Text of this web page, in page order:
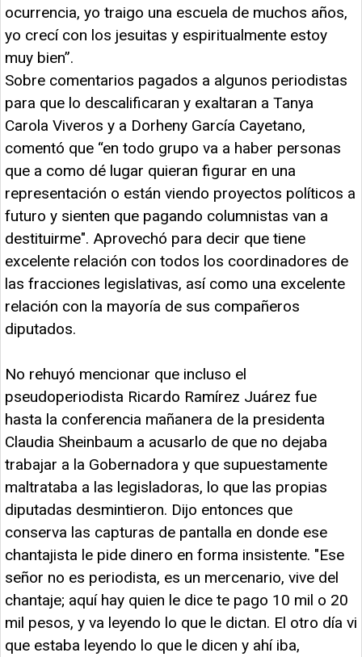
ocurrencia, yo traigo una escuela de muchos años,
yo crecí con los jesuitas y espiritualmente estoy
muy bien”.
Sobre comentarios pagados a algunos periodistas
para que lo descalificaran y exaltaran a Tanya
Carola Viveros y a Dorheny García Cayetano,
comentó que “en todo grupo va a haber personas
que a como dé lugar quieran figurar en una
representación o están viendo proyectos políticos a
futuro y sienten que pagando columnistas van a
destituirme". Aprovechó para decir que tiene
excelente relación con todos los coordinadores de
las fracciones legislativas, así como una excelente
relación con la mayoría de sus compañeros
diputados.
No rehuyó mencionar que incluso el
pseudoperiodista Ricardo Ramírez Juárez fue
hasta la conferencia mañanera de la presidenta
Claudia Sheinbaum a acusarlo de que no dejaba
trabajar a la Gobernadora y que supuestamente
maltrataba a las legisladoras, lo que las propias
diputadas desmintieron. Dijo entonces que
conserva las capturas de pantalla en donde ese
chantajista le pide dinero en forma insistente. "Ese
señor no es periodista, es un mercenario, vive del
chantaje; aquí hay quien le dice te pago 10 mil o 20
mil pesos, y va leyendo lo que le dictan. El otro día vi
que estaba leyendo lo que le dicen y ahí iba,